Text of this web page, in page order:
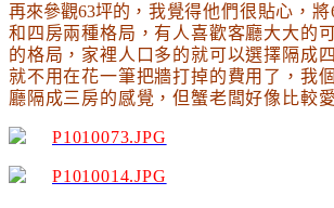
再來參觀63坪的 ，我覺得他們很貼心，
和四房兩種格局，有人喜歡客廳大大的
的格局，家裡人口多的就可以選擇隔成
就不用在花一筆把牆打掉的費用了，我
廳隔成三房的感覺，但蟹老闆好像比較